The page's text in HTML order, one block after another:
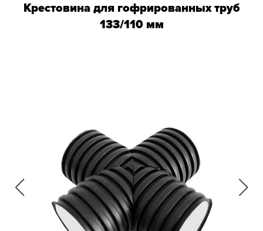
Крестовина для гофрированных труб
133/110 мм